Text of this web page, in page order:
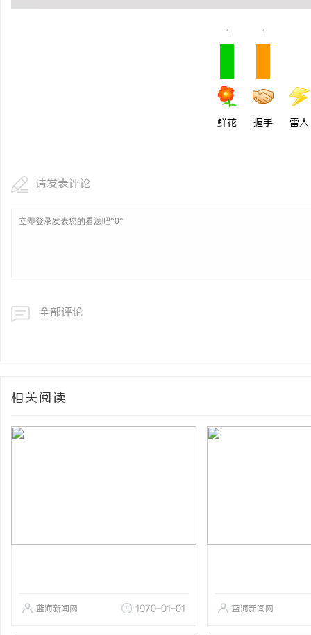
1
鲜花
1
握手 雷人
请发表评论
全部评论
相关阅读
蓝海新闻网 1970-01-01 蓝海新闻网